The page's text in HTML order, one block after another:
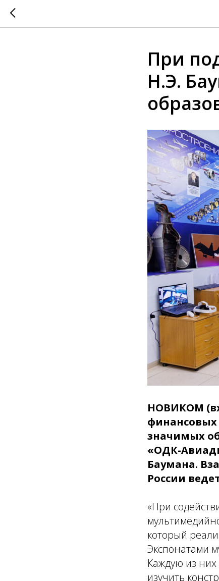
При
Н.Э.
НОВИКОМ
финансовых
значимых
«ОДК-
Баумана.
России
«При
который
Экспонатами
Каждую из них
изучить